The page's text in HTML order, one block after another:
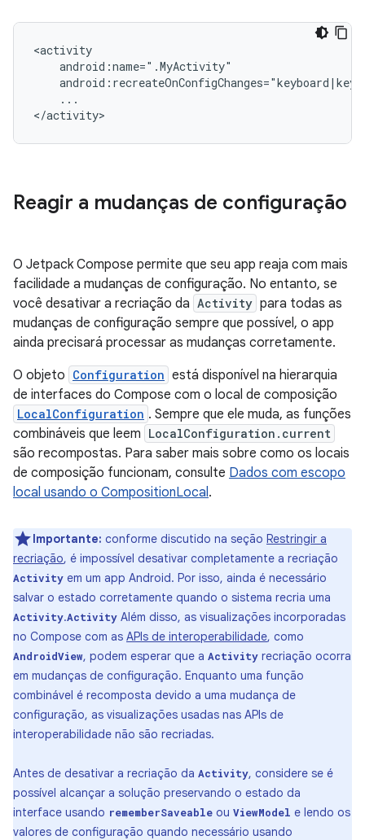
...
Reagir a mudanças de configuração
O Jetpack Compose permite que seu app reaja com mais
facilidade a mudanças de configuração. No entanto, se
você desativar a recriação da Activity para todas as
mudanças de configuração sempre que possível, o app
ainda precisará processar as mudanças corretamente.
O objeto Configuration está disponível na hierarquia
de interfaces do Compose com o local de composição
LocalConfiguration . Sempre que ele muda, as funções
combináveis que leem LocalConfiguration.current
são recompostas. Para saber mais sobre como os locais
de composição funcionam, consulte Dados com escopo
local usando o CompositionLocal.
Importante: conforme discutido na seção Restringir a
recriação, é impossível desativar completamente a recriação
Activity em um app Android. Por isso, ainda é necessário
salvar o estado corretamente quando o sistema recria uma
Activity.Activity Além disso, as visualizações incorporadas
no Compose com as APIs de interoperabilidade, como
AndroidView, podem esperar que a Activity recriação ocorra
em mudanças de configuração. Enquanto uma função
combinável é recomposta devido a uma mudança de
configuração, as visualizações usadas nas APIs de
interoperabilidade não são recriadas.
Antes de desativar a recriação da Activity, considere se é
possível alcançar a solução preservando o estado da
interface usando rememberSaveable ou ViewModel e lendo os
valores de configuração quando necessário usando